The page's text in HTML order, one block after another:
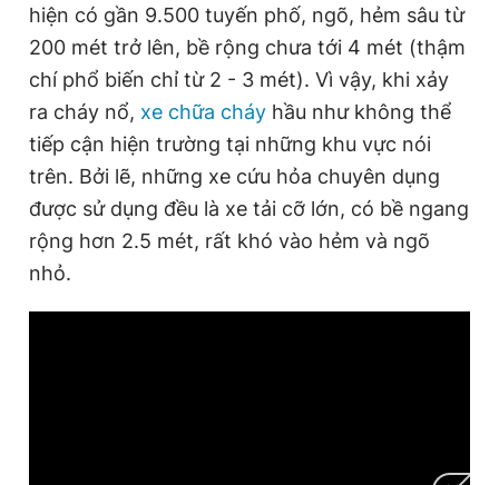
Đọc Thanh Niên trên điện thoại
Theo dõi báo trên
hiện có gần 9.500 tuyến phố, ngõ, hẻm sâu từ
200 mét trở lên, bề rộng chưa tới 4 mét (thậm
chí phổ biến chỉ từ 2 - 3 mét). Vì vậy, khi xảy
ra cháy nổ, xe chữa cháy hầu như không thể
tiếp cận hiện trường tại những khu vực nói
trên. Bởi lẽ, những xe cứu hỏa chuyên dụng
được sử dụng đều là xe tải cỡ lớn, có bề ngang
rộng hơn 2.5 mét, rất khó vào hẻm và ngõ
nhỏ.